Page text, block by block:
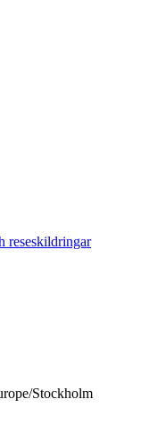
reseskildringar
Stockholm